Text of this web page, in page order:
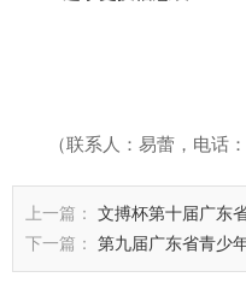
（联系人：易蕾，电话
上一篇：
文搏杯第十届广东
下一篇：
第九届广东省青少